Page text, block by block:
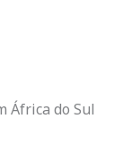
África do Sul